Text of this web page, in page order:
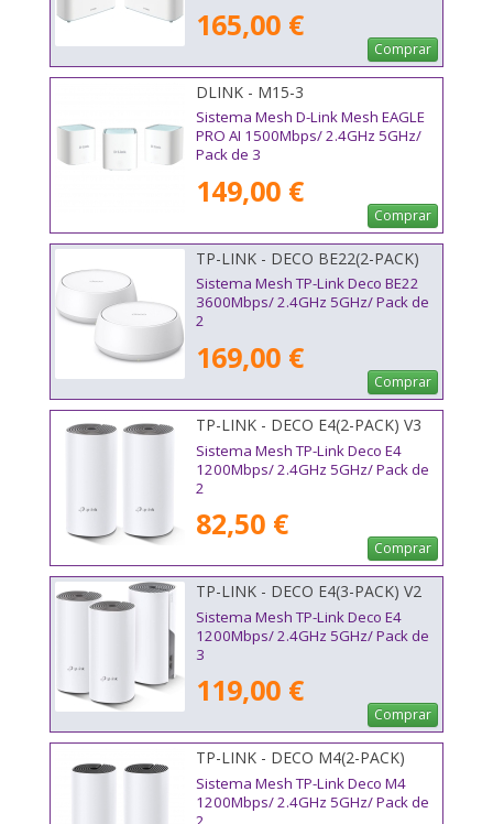
165,00 €
Comprar
DLINK - M15-3
Sistema Mesh D-Link Mesh EAGLE
PRO AI 1500Mbps/ 2.4GHz 5GHz/
Pack de 3
149,00 €
Comprar
TP-LINK - DECO BE22(2-PACK)
Sistema Mesh TP-Link Deco BE22
3600Mbps/ 2.4GHz 5GHz/ Pack de
2
169,00 €
Comprar
TP-LINK - DECO E4(2-PACK) V3
Sistema Mesh TP-Link Deco E4
1200Mbps/ 2.4GHz 5GHz/ Pack de
2
82,50 €
Comprar
TP-LINK - DECO E4(3-PACK) V2
Sistema Mesh TP-Link Deco E4
1200Mbps/ 2.4GHz 5GHz/ Pack de
3
119,00 €
Comprar
TP-LINK - DECO M4(2-PACK)
Sistema Mesh TP-Link Deco M4
1200Mbps/ 2.4GHz 5GHz/ Pack de